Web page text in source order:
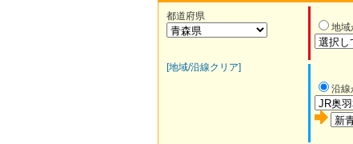
都道府県
[地域/沿線クリア]
地域
沿線